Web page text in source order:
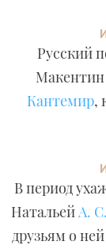
Русский
Макентин
Кантемир,
В период
НатальейА.
друзьям о